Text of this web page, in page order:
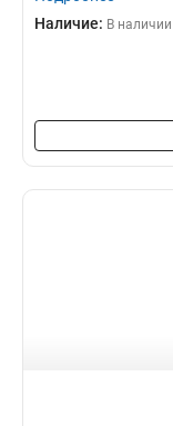
Наличие: В наличии